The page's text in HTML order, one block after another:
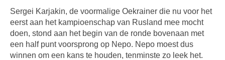
Sergei Karjakin, de voormalige Oekrainer die nu voor het
eerst aan het kampioenschap van Rusland mee mocht
doen, stond aan het begin van de ronde bovenaan met
een half punt voorsprong op Nepo. Nepo moest dus
winnen om een kans te houden, tenminste zo leek het.